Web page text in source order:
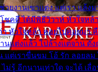
ยงานเขาแต่ง แต่เรา แล้ง
ชคดี ได้มีพิธีวิวาห์ หัวใจหล้
หัวใจหล้า คอยไปคอยมา
นแต่งแล้ว ไปล้างแต่จาน ดั่
แต่เราขื่นขม โอ้ รัก ลอยลม
ม่รู้ อีกนานเท่าใด จะได้ เลื่